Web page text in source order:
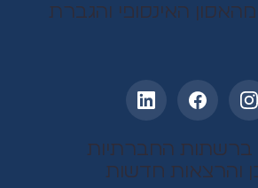
האינסופי והגברת
ברשתות החברתיות
והרצאות חדשות